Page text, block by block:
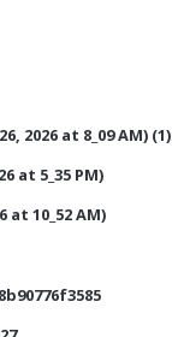
2026 at 8_09 AM) (1)
at 5_35 PM)
at 10_52 AM)